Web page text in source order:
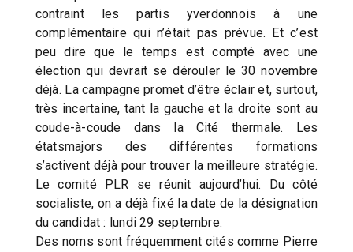
contraint les partis yverdonnois à une
complémentaire qui n’était pas prévue. Et c’est
peu dire que le temps est compté avec une
élection qui devrait se dérouler le 30 novembre
déjà. La campagne promet d’être éclair et, surtout,
très incertaine, tant la gauche et la droite sont au
coude-à-coude dans la Cité thermale. Les
étatsmajors des différentes formations
s’activent déjà pour trouver la meilleure stratégie.
Le comité PLR se réunit aujourd’hui. Du côté
socialiste, on a déjà fixé la date de la désignation
du candidat : lundi 29 septembre.
Des noms sont fréquemment cités comme Pierre